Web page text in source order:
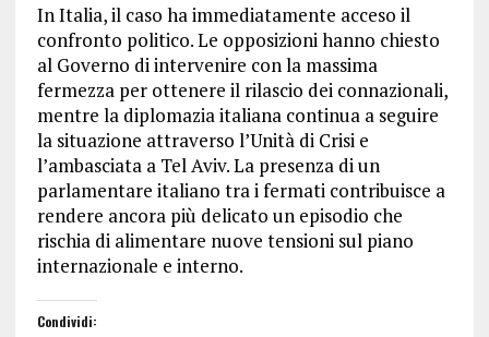
In Italia, il caso ha immediatamente acceso il
confronto politico. Le opposizioni hanno chiesto
al Governo di intervenire con la massima
fermezza per ottenere il rilascio dei connazionali,
mentre la diplomazia italiana continua a seguire
la situazione attraverso l’Unità di Crisi e
l’ambasciata a Tel Aviv. La presenza di un
parlamentare italiano tra i fermati contribuisce a
rendere ancora più delicato un episodio che
rischia di alimentare nuove tensioni sul piano
internazionale e interno.
Condividi: